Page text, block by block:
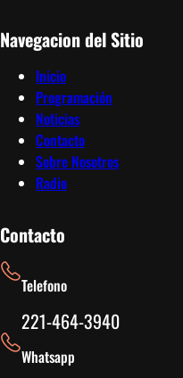
Navegacion del Sitio
Inicio
Programación
Noticias
Contacto
Sobre Nosotros
Radio
Contacto
Telefono
221-464-3940
Whatsapp